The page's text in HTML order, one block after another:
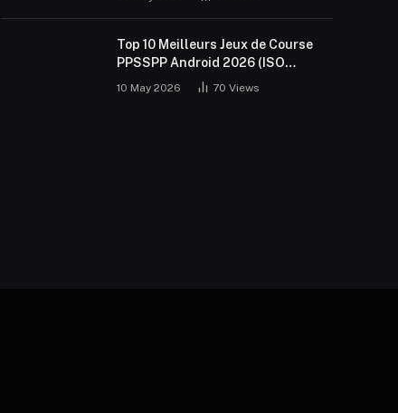
Top 10 Meilleurs Jeux de Course
PPSSPP Android 2026 (ISO
10 May 2026 70Views